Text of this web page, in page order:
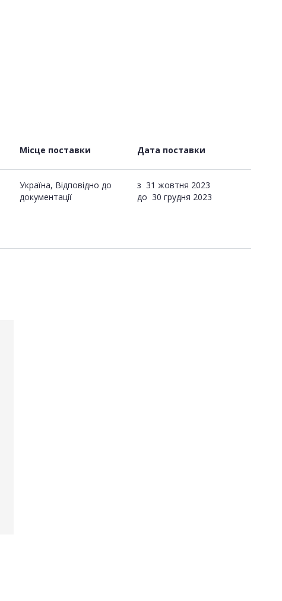
Місце поставки Дата поставки
Україна, Відповідно до
документації
з 31 жовтня 2023
до 30 грудня 2023